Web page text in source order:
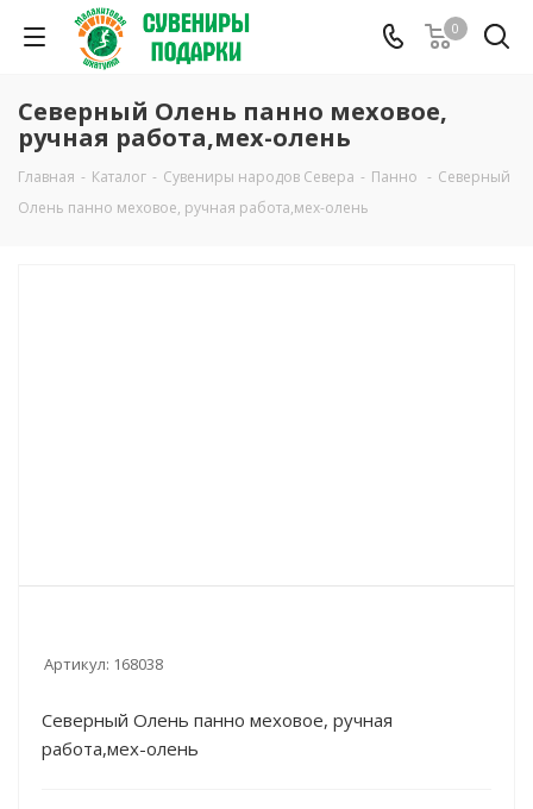
0
Северный Олень панно меховое,
ручная работа,мех-олень
Главная - Каталог - Сувениры народов Севера - Панно - Северный
Олень панно меховое, ручная работа,мех-олень
Артикул: 168038
Северный Олень панно меховое, ручная
работа,мех-олень